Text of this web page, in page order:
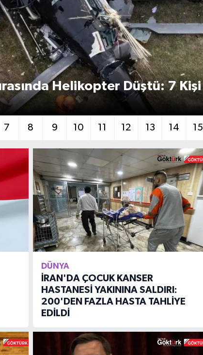
Helikopter Düştü: 7 Kişi
7 8 9 10 11 12 13 14 15
DÜNYA
İRAN'DA ÇOCUK KANSER
HASTANESİ YAKININA SALDIRI:
200'DEN FAZLA HASTA TAHLİYE
EDİLDİ